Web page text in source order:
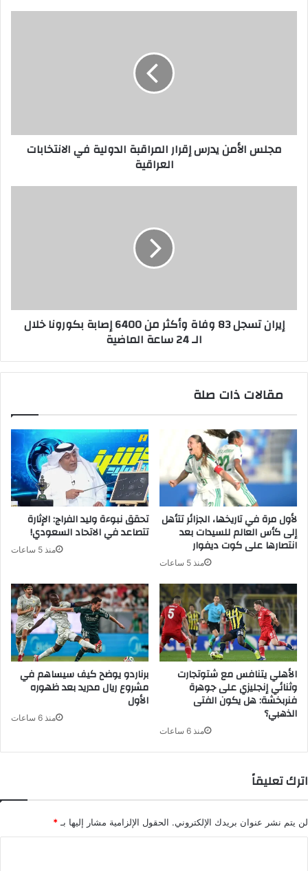
العراقية
مجلس الأمن يدرس إقرار المراقبة الدولية في الانتخابات
العراقية
بكورونا
خلال
ساعة
إيران تسجل 83 وفاة وأكثر من 6400 إصابة بكورونا خلال
الـ 24 ساعة الماضية
مقالات ذات صلة
تحقق نبوءة وليد الفراج: الإثارة
تتصاعد في الاتحاد السعودي!
منذ 5 ساعات
لأول مرة في تاريخها، الجزائر تتأهل
إلى كأس العالم للسيدات بعد
انتصارها على كوت ديفوار
منذ 5 ساعات
برناردو يوضح كيف سيساهم في
مشروع ريال مدريد بعد ظهوره
الأول
منذ 6 ساعات
الأهلي يتنافس مع شتوتجارت
وثنائي إنجليزي على جوهرة
فنربخشة: هل يكون الفتى
الذهبي؟
منذ 6 ساعات
اترك تعليقاً
لن يتم نشر عنوان بريدك الإلكتروني. الحقول الإلزامية مشار إليها بـ *